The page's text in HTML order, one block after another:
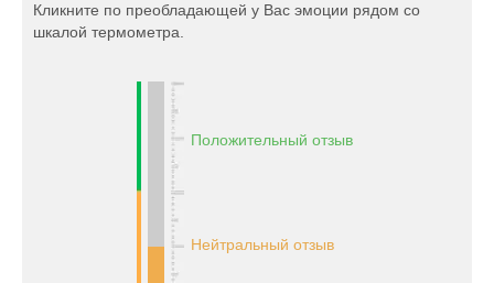
Кликните по преобладающей у Вас эмоции рядом со
шкалой термометра.
Положительный отзыв
Нейтральный отзыв